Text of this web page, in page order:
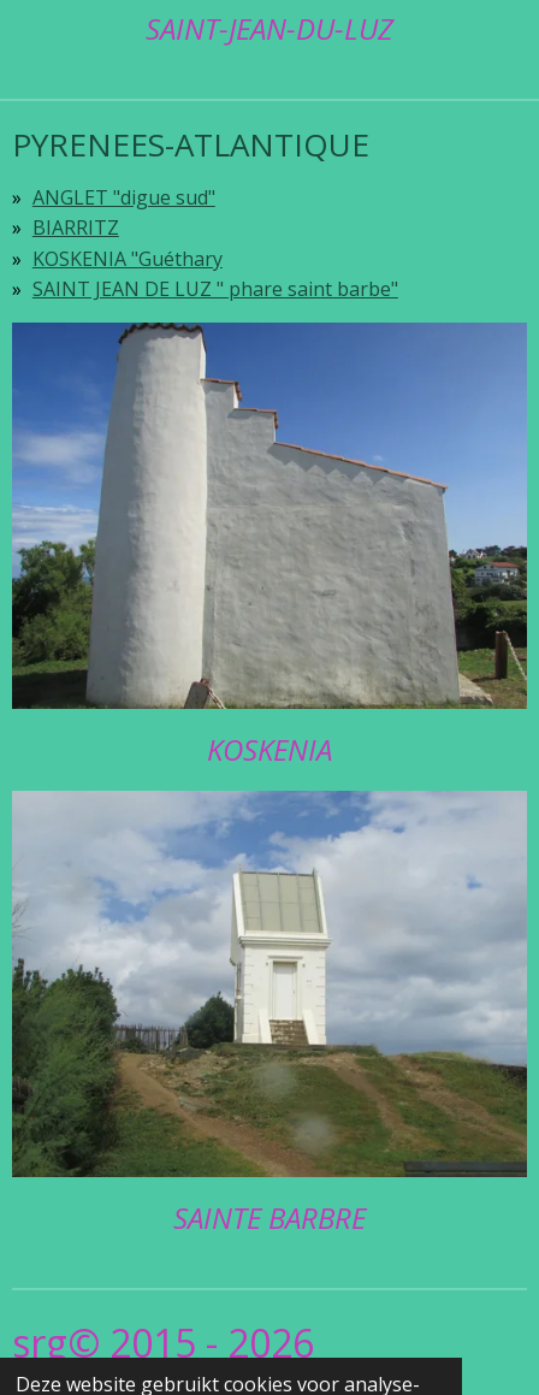
Deze website gebruikt cookies voor analyse-
SAINT-JEAN-DU-LUZ
PYRENEES-ATLANTIQUE
ANGLET "digue sud"
BIARRITZ
KOSKENIA "Guéthary
SAINT JEAN DE LUZ " phare saint barbe"
KOSKENIA
SAINTE BARBRE
srg© 2015 - 2026